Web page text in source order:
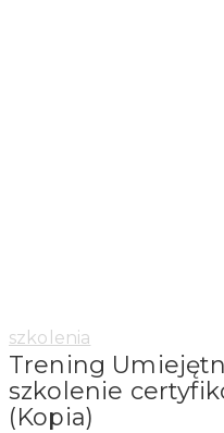
Category:
szkolenia
Trening
szkolenie
(Kopia)